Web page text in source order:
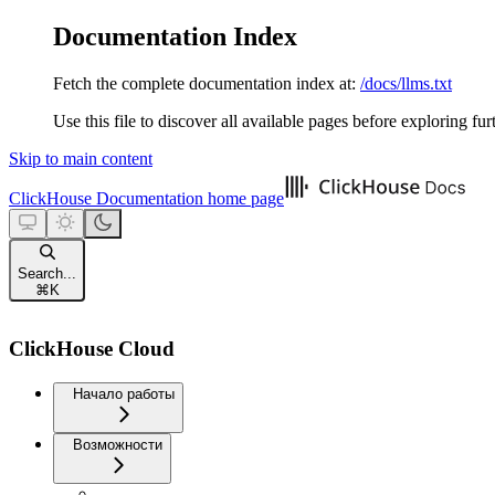
Documentation Index
Fetch the complete documentation index at: /docs/llms.txt
Use this file to discover all available pages before exploring
Skip to main content
ClickHouse Documentation home page
Search...
⌘ K
ClickHouse Cloud
Начало работы
Возможности